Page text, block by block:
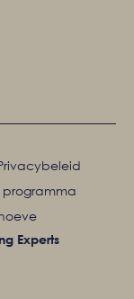
Experts